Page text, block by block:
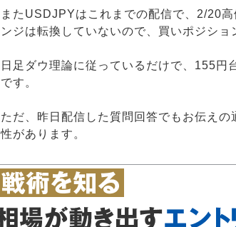
またUSDJPYはこれまでの配信で、2/20
ンジは転換していないので、買いポジシ
日足ダウ理論に従っているだけで、155
です。
ただ、昨日配信した質問回答でもお伝え
性があります。